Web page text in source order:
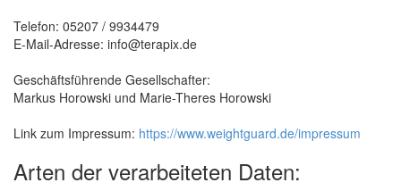
Telefon: 05207 / 9934479
E-Mail-Adresse: info@terapix.de
Geschäftsführende Gesellschafter:
Markus Horowski und Marie-Theres Horowski
Link zum Impressum: https://www.weightguard.de/impressum
Arten der verarbeiteten Daten: